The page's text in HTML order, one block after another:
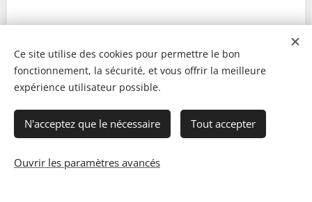
© 2023 Les recettes d'Henri-Luc. Tous droits réservés.
Ce site utilise des cookies pour permettre le bon
fonctionnement, la sécurité, et vous offrir la meilleure
expérience utilisateur possible.
N'acceptez que le nécessaire Tout accepter
Ouvrir les paramètres avancés